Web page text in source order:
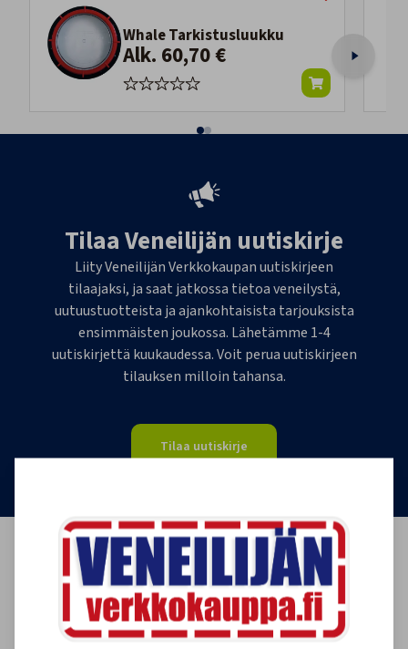
Whale Tarkistusluukku
Alk. 60,70 €
Tilaa Veneilijän uutiskirje
Liity Veneilijän Verkkokaupan uutiskirjeen
tilaajaksi, ja saat jatkossa tietoa veneilystä,
uutuustuotteista ja ajankohtaisista tarjouksista
ensimmäisten joukossa. Lähetämme 1-4
uutiskirjettä kuukaudessa. Voit perua uutiskirjeen
tilauksen milloin tahansa.
Tilaa uutiskirje